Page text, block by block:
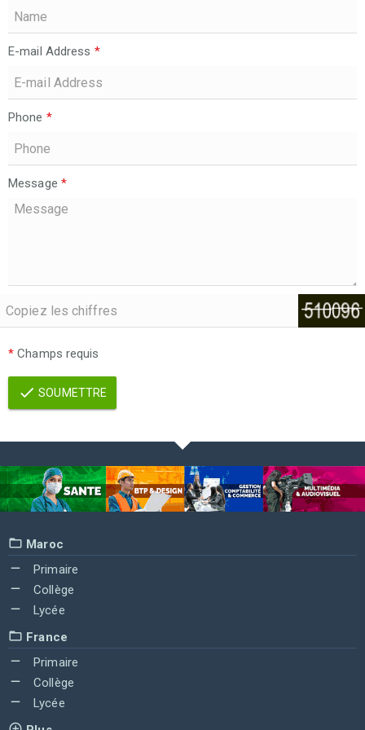
E-mail Address *
Phone *
Message *
* Champs requis
SOUMETTRE
Maroc
Primaire
Collège
Lycée
France
Primaire
Collège
Lycée